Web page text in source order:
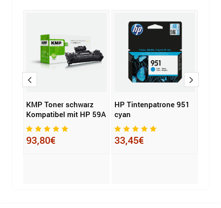
KMP Toner schwarz
Kompatibel mit HP 59A
93,80€
HP Tintenpatrone 951
cyan
33,45€